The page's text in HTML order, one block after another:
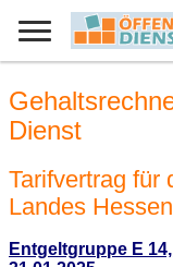
Dienst
Tarifvertrag für
Landes
Entgeltgruppe E